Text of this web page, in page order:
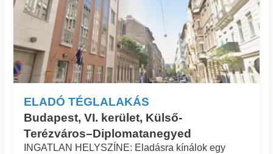
ELADÓ TÉGLALAKÁS
Budapest, VI. kerület, Külső-
Terézváros–Diplomatanegyed
INGATLAN HELYSZÍNE: Eladásra kínálok egy